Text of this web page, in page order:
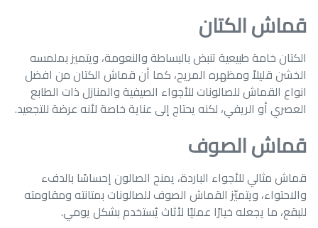
قماش الكتان
الكتان خامة طبيعية تنبض بالبساطة والنعومة، ويتميز بملمسه
الخشن قليلاً ومظهره المريح، كما أن قماش الكتان من افضل
انواع القماش للصالونات للأجواء الصيفية والمنازل ذات الطابع
العصري أو الريفي، لكنه يحتاج إلى عناية خاصة لأنه عرضة للتجعيد.
قماش الصوف
قماش مثالي للأجواء الباردة، يمنح الصالون إحساسًا بالدفء
والاحتواء، ويتميّز القماش الصوف للصالونات بمتانته ومقاومته
للبقع، ما يجعله خيارًا عمليًا لأثاث يُستخدم بشكل يومي.